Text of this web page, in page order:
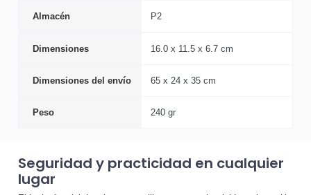
Almacén P2
Dimensiones 16.0 x 11.5 x 6.7 cm
Dimensiones del envío 65 x 24 x 35 cm
Peso 240 gr
Seguridad y practicidad en cualquier
lugar